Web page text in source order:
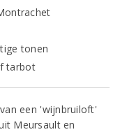
tonen
tarbot
een 'wijnbruiloft'
Meursault en